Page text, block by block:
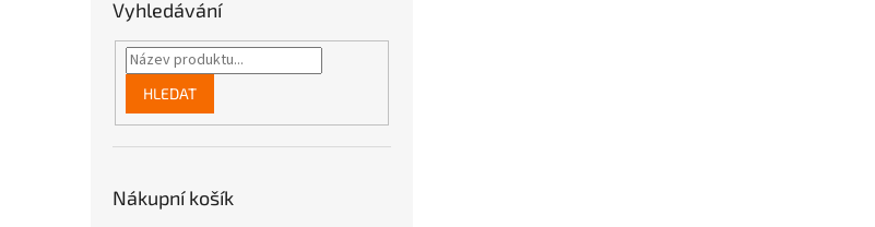
Vyhledávání
HLEDAT
Nákupní košík